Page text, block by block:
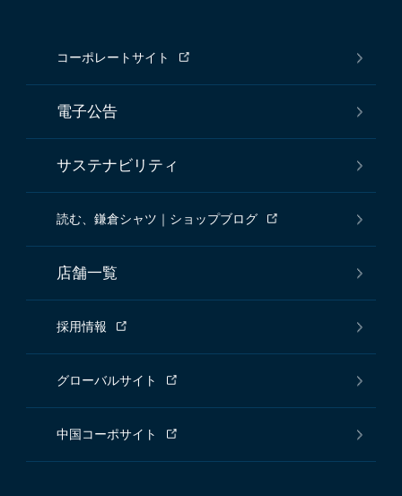
コーポレートサイト
電子公告
サステナビリティ
読む、鎌倉シャツ｜ショップブログ
店舗一覧
採用情報
グローバルサイト
中国コーポサイト